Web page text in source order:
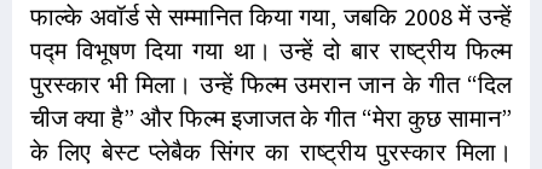
फाल्के अवॉर्ड से सम्मानित किया गया, जबकि 2008 में उन्हें
पद्म विभूषण दिया गया था। उन्हें दो बार राष्ट्रीय फिल्म
पुरस्कार भी मिला। उन्हें फिल्म उमरान जान के गीत “दिल
चीज क्या है” और फिल्म इजाजत के गीत “मेरा कुछ सामान”
के लिए बेस्ट प्लेबैक सिंगर का राष्ट्रीय पुरस्कार मिला।